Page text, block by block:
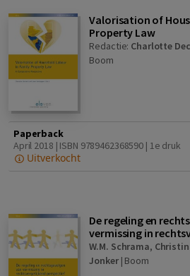
Valorisation of
Property Law
Redactie: Charlotte
Boom
Paperback
April 2018 | ISBN 9789462368590 | 1e druk
Uitverkocht
De regeling en
vermissing in
W.M. Schrama,
Jonker| Boom